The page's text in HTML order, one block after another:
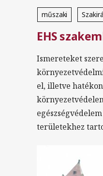
műszaki
magyar
EHS
Ismereteket
el, illetve
területekhez